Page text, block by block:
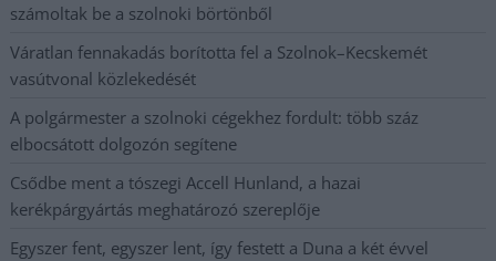
számoltak be a szolnoki börtönből
Váratlan fennakadás borította fel a Szolnok–Kecskemét
vasútvonal közlekedését
A polgármester a szolnoki cégekhez fordult: több száz
elbocsátott dolgozón segítene
Csődbe ment a tószegi Accell Hunland, a hazai
kerékpárgyártás meghatározó szereplője
Egyszer fent, egyszer lent, így festett a Duna a két évvel